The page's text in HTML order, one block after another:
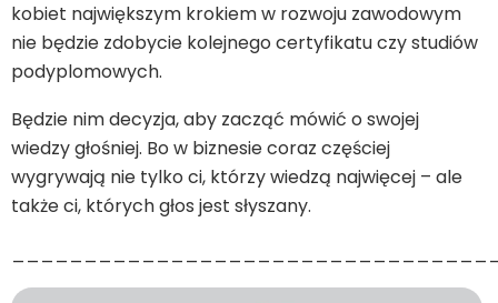
kobiet największym krokiem w rozwoju zawodowym
nie będzie zdobycie kolejnego certyfikatu czy studiów
podyplomowych.
Będzie nim decyzja, aby zacząć mówić o swojej
wiedzy głośniej. Bo w biznesie coraz częściej
wygrywają nie tylko ci, którzy wiedzą najwięcej – ale
także ci, których głos jest słyszany.